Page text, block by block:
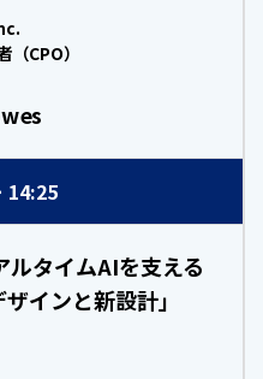
（CPO）
14:25
ルタイムAIを支える
インと新設計」